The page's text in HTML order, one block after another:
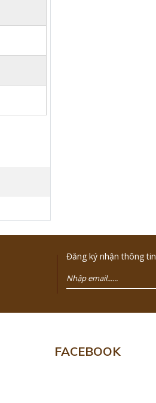
Đăng ký nhận thông tin
FACEBOOK